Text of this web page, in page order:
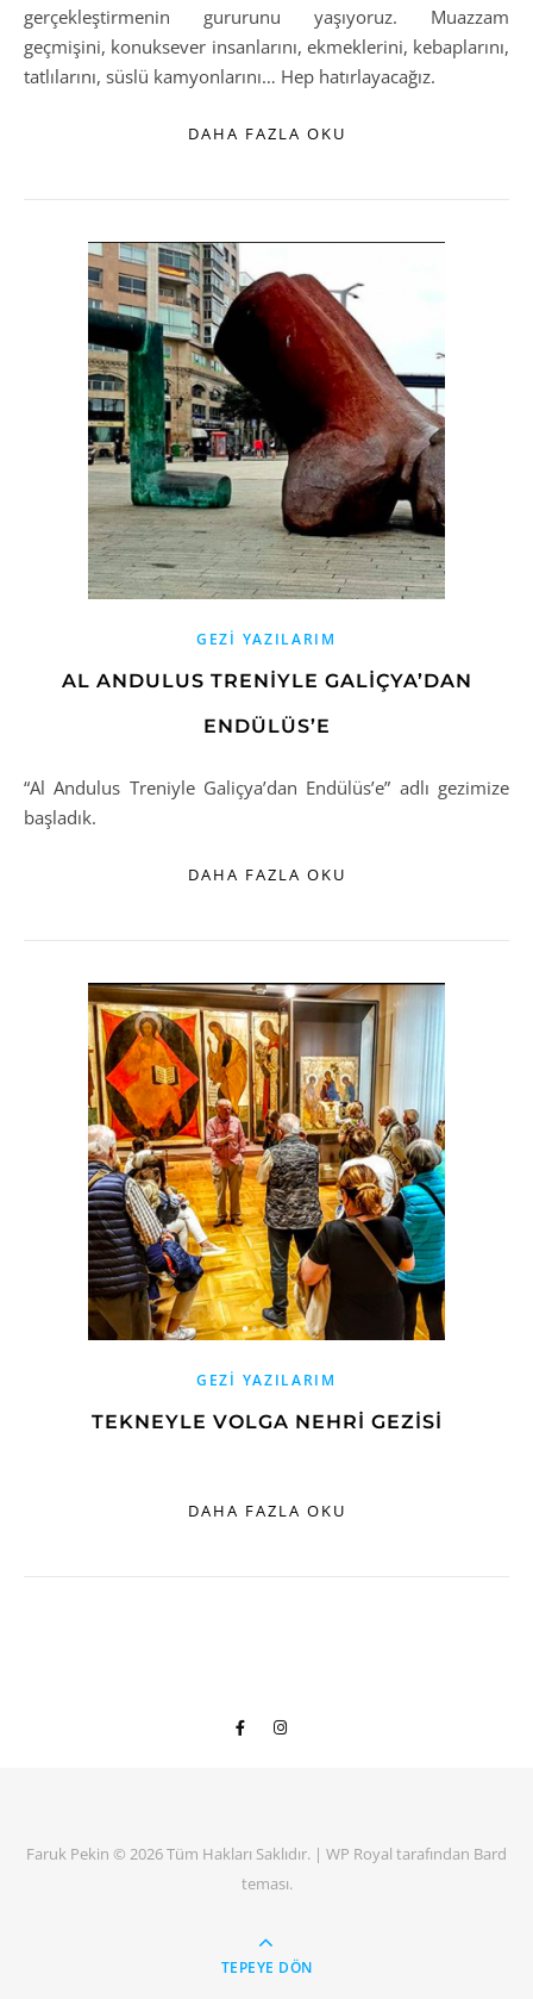
gerçekleştirmenin gururunu yaşıyoruz. Muazzam
geçmişini, konuksever insanlarını, ekmeklerini, kebaplarını,
tatlılarını, süslü kamyonlarını… Hep hatırlayacağız.
DAHA FAZLA OKU
GEZI YAZILARIM
AL ANDULUS TRENIYLE GALIÇYA’DAN
ENDÜLÜS’E
“Al Andulus Treniyle Galiçya’dan Endülüs’e” adlı gezimize
başladık.
DAHA FAZLA OKU
GEZI YAZILARIM
TEKNEYLE VOLGA NEHRI GEZISI
DAHA FAZLA OKU
Faruk Pekin © 2026 Tüm Hakları Saklıdır. | WP Royal tarafından Bard
teması.
TEPEYE DÖN